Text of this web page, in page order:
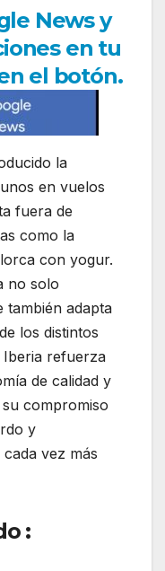
News y
en tu
el botón.
la
en vuelos
fuera de
como la
con yogur.
no solo
también adapta
los distintos
Iberia refuerza
de calidad y
compromiso
y
vez más
: